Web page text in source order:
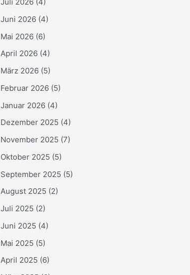
Juni 2026 (4)
Mai 2026 (6)
April 2026 (4)
März 2026 (5)
Februar 2026 (5)
Januar 2026 (4)
Dezember 2025 (4)
November 2025 (7)
Oktober 2025 (5)
September 2025 (5)
August 2025 (2)
Juli 2025 (2)
Juni 2025 (4)
Mai 2025 (5)
April 2025 (6)